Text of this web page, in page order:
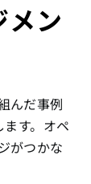
メン
んだ事例
す。オペ
がつかな